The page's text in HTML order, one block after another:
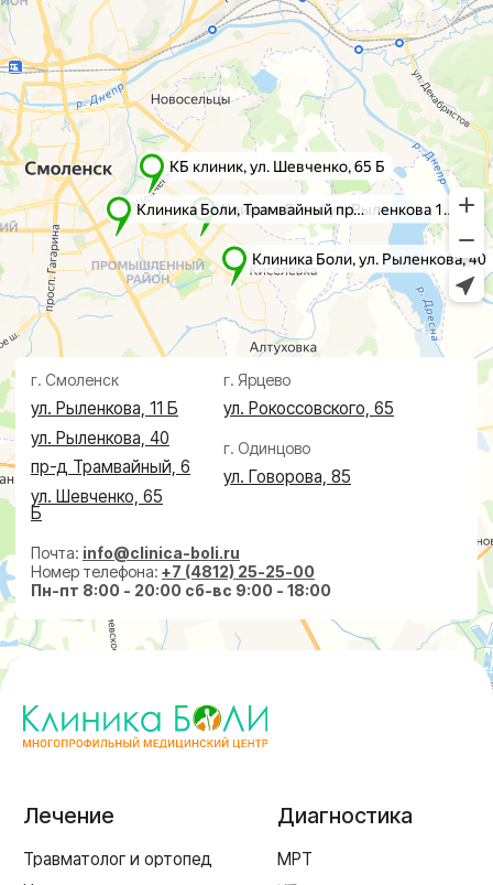
+7 (4812) 25-25-00
Заказать обратный звонок
г. Смоленск
ул. Рыленкова, 11 Б
г. Ярцево
ул. Шевченко, 65 Б
Пн-пт 8:00 - 20:00 сб-вс 9:00 - 18:00
Диагностика
МРТ
КТ
УЗИ
Анализы
Чек-Апы
Лечение
Травматолог и ортопед
Невролог
Проктолог
Флеболог
Нейрохирург
Дерматолог
Косметолог
Ревматолог
Терапевт
Капельницы здоровья
Лечение по ДМС
Малоинвазивная
хирургия
На суставах
На позвоночнике
По проктологии
По флебологии
Пластическая хирургия
О клинике
Акции
Врачи
Новости
Пациентам
Социальные проекты